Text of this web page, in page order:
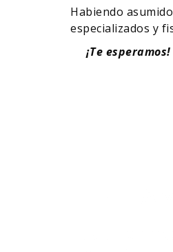
Habiendo
especializados y
¡Te esperamos!